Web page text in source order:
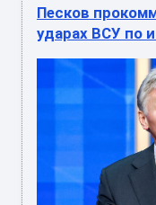
Песков
ударах ВСУ по